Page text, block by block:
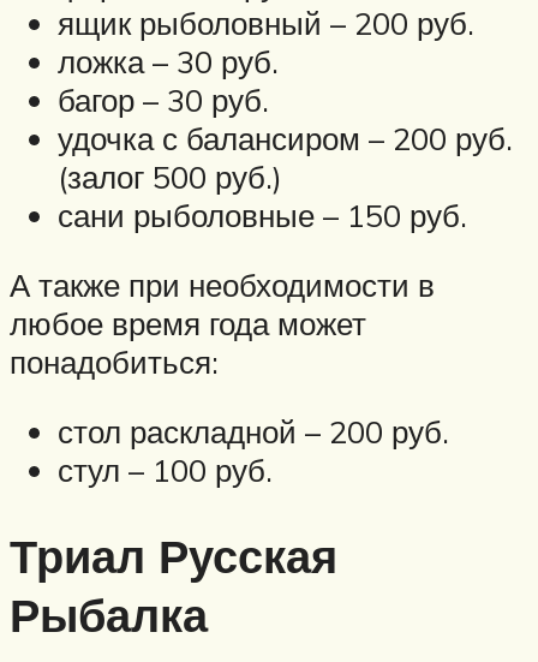
ящик рыболовный – 200 руб.
ложка – 30 руб.
багор – 30 руб.
удочка с балансиром – 200 руб.
(залог 500 руб.)
сани рыболовные – 150 руб.
А также при необходимости в
любое время года может
понадобиться:
стол раскладной – 200 руб.
стул – 100 руб.
Триал Русская
Рыбалка